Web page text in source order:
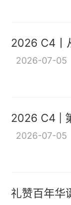
2026 C4丨
2026-07-05
2026 C4 |
2026-07-05
礼赞百年华诞 深耕护心征程！河南